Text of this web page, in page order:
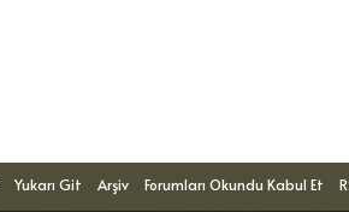
Yukarı Git Arşiv Forumları Okundu Kabul Et